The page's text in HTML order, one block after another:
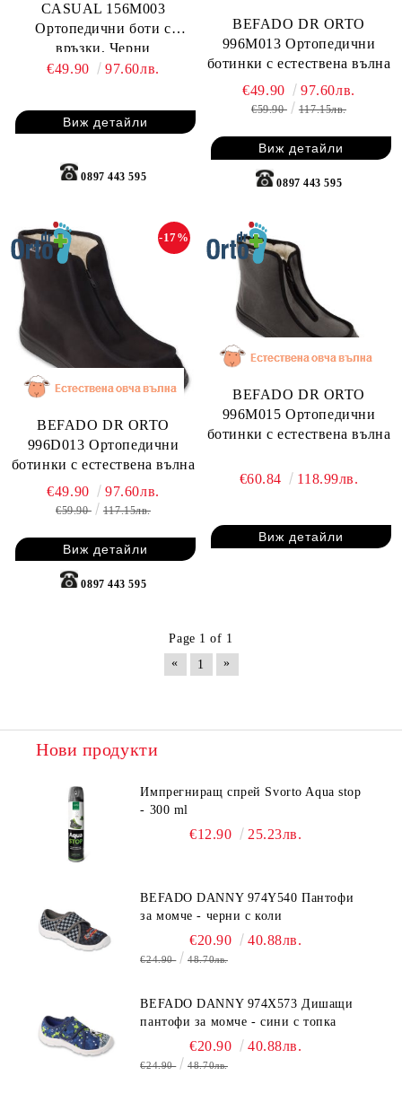
CASUAL 156M003
Ортопедични боти с
връзки, Черни
€49.90
97.60лв.
Виж детайли
0897 443 595
BEFADO DR ORTO
996M013 Ортопедични
ботинки с естествена вълна
€49.90 97.60лв.
€59.90 117.15лв.
Виж детайли
0897 443 595
BEFADO DR ORTO
996D013 Ортопедични
ботинки с естествена вълна
-17%
€49.90 97.60лв.
€59.90 117.15лв.
Виж детайли
0897 443 595
BEFADO DR ORTO
996M015 Ортопедични
ботинки с естествена вълна
€60.84 118.99лв.
Виж детайли
Page 1 of 1
«
1 »
Нови продукти
Импрегниращ спрей Svorto Aqua stop
- 300 ml
€12.90 25.23лв.
BEFADO DANNY 974Y540 Пантофи
за момче - черни с коли
€20.90 40.88лв.
€24.90 48.70лв.
BEFADO DANNY 974X573 Дишащи
пантофи за момче - сини с топка
€20.90 40.88лв.
€24.90 48.70лв.